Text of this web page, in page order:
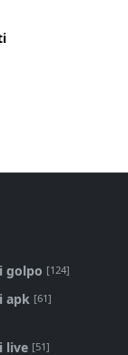
golpo [124]
apk [61]
live [51]